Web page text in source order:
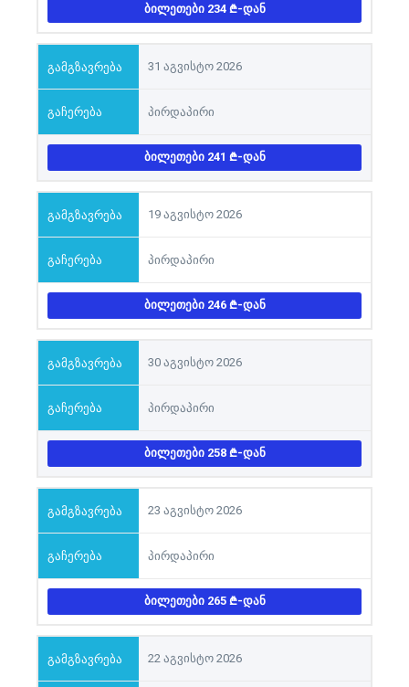
ᲑᲘᲚᲔᲗᲔᲑᲘ 234 -ᲓᲐᲜ
31 აგვისტო 2026
პირდაპირი
ᲑᲘᲚᲔᲗᲔᲑᲘ 241 -ᲓᲐᲜ
19 აგვისტო 2026
პირდაპირი
ᲑᲘᲚᲔᲗᲔᲑᲘ 246 -ᲓᲐᲜ
30 აგვისტო 2026
პირდაპირი
ᲑᲘᲚᲔᲗᲔᲑᲘ 258 -ᲓᲐᲜ
23 აგვისტო 2026
პირდაპირი
ᲑᲘᲚᲔᲗᲔᲑᲘ 265 -ᲓᲐᲜ
22 აგვისტო 2026